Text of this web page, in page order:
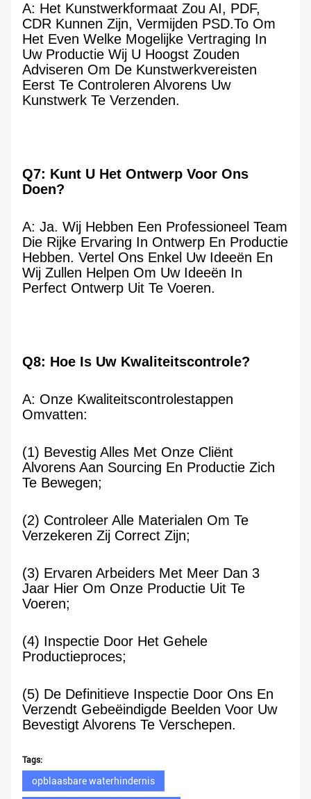
A: Het Kunstwerkformaat Zou AI, PDF,
CDR Kunnen Zijn, Vermijden PSD.To Om
Het Even Welke Mogelijke Vertraging In
Uw Productie Wij U Hoogst Zouden
Adviseren Om De Kunstwerkvereisten
Eerst Te Controleren Alvorens Uw
Kunstwerk Te Verzenden.
Q7: Kunt U Het Ontwerp Voor Ons
Doen?
A: Ja. Wij Hebben Een Professioneel Team
Die Rijke Ervaring In Ontwerp En Productie
Hebben. Vertel Ons Enkel Uw Ideeën En
Wij Zullen Helpen Om Uw Ideeën In
Perfect Ontwerp Uit Te Voeren.
Q8: Hoe Is Uw Kwaliteitscontrole?
A: Onze Kwaliteitscontrolestappen
Omvatten:
(1) Bevestig Alles Met Onze Cliënt
Alvorens Aan Sourcing En Productie Zich
Te Bewegen;
(2) Controleer Alle Materialen Om Te
Verzekeren Zij Correct Zijn;
(3) Ervaren Arbeiders Met Meer Dan 3
Jaar Hier Om Onze Productie Uit Te
Voeren;
(4) Inspectie Door Het Gehele
Productieproces;
(5) De Definitieve Inspectie Door Ons En
Verzendt Gebeëindigde Beelden Voor Uw
Bevestigt Alvorens Te Verschepen.
Tags:
opblaasbare waterhindernis